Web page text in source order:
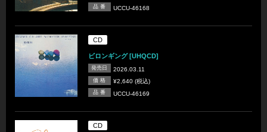
品 番 UCCU-46168
CD
ビロンギング [UHQCD]
発売日 2026.03.11
価 格 ¥2,640 (税込)
品 番 UCCU-46169
CD